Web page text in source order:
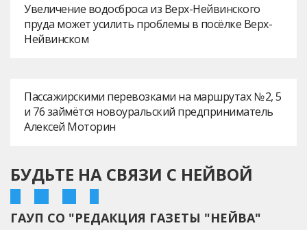
Увеличение водосброса из Верх-Нейвинского
пруда может усилить проблемы в посёлке Верх-
Нейвинском
Пассажирскими перевозками на маршрутах № 2, 5
и 76 займётся новоуральский предприниматель
Алексей Моторин
БУДЬТЕ НА СВЯЗИ С НЕЙВОЙ
ГАУП СО "РЕДАКЦИЯ ГАЗЕТЫ "НЕЙВА"